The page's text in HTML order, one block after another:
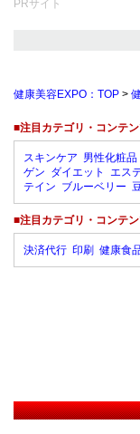
PRサイト
健康美容EXPO：TOP >
■注目カテゴリ・コンテ
スキンケア 男性化粧品
ゲン ダイエット エス
テイン ブルーベリー
■注目カテゴリ・コンテ
決済代行 印刷 健康食